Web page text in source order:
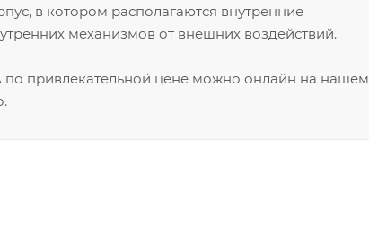
в котором располагаются внутренние
механизмов от внешних воздействий.
по привлекательной цене можно онлайн на нашем